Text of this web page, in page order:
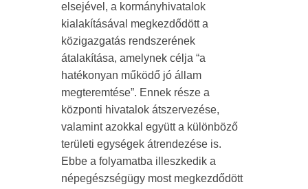
elsejével, a kormányhivatalok
kialakításával megkezdődött a
közigazgatás rendszerének
átalakítása, amelynek célja “a
hatékonyan működő jó állam
megteremtése”. Ennek része a
központi hivatalok átszervezése,
valamint azokkal együtt a különböző
területi egységek átrendezése is.
Ebbe a folyamatba illeszkedik a
népegészségügy most megkezdődött